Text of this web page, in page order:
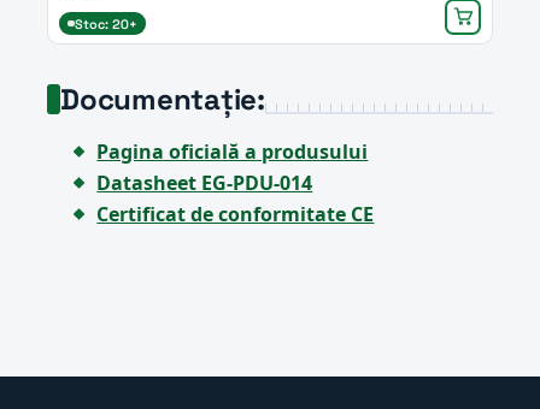
Stoc: 20+
Documentație:
Pagina oficială a produsului
Datasheet EG-PDU-014
Certificat de conformitate CE